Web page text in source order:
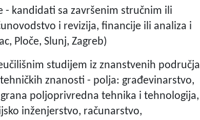
kandidati sa završenim stručnim ili
i revizija, financije ili analiza i
Ploče, Slunj, Zagreb)
studijem iz znanstvenih područja
znanosti - polja: građevinarstvo,
poljoprivredna tehnika i tehnologija,
inženjerstvo, računarstvo,